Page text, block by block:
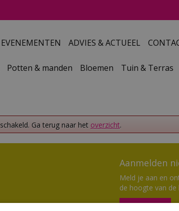
EVENEMENTEN ADVIES & ACTUEEL
Potten & manden Bloemen Tuin & Terras
Ga terug naar het overzicht.
Aanmelden
Meld je aan en
de hoogte van de
Aanmelden